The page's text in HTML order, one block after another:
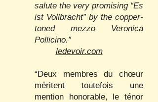
salute the very promising “Es
ist Vollbracht” by the copper-
toned mezzo Veronica
Pollicino.”
ledevoir.com
“Deux membres du chœur
méritent toutefois une
mention honorable, le ténor